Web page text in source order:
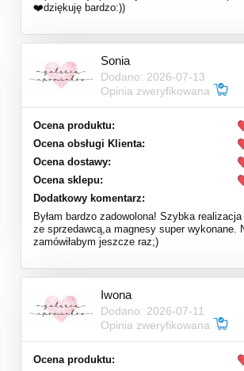
❤️dziękuję bardzo:))
Sonia
Dodano: 2026-07-13
Opinia zweryfikowana
Ocena produktu:
Ocena obsługi Klienta:
Ocena dostawy:
Ocena sklepu:
Dodatkowy komentarz:
Byłam bardzo zadowolona! Szybka
ze sprzedawcą,a magnesy super wykonane.
zamówiłabym jeszcze raz;)
Iwona
Dodano: 2026-07-11
Opinia zweryfikowana
Ocena produktu: